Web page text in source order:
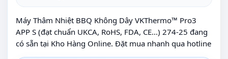
Máy Thâm Nhiệt BBQ Không Dây VKThermo™ Pro3
APP S (đạt chuẩn UKCA, RoHS, FDA, CE...) 274-25 đang
có sẵn tại Kho Hàng Online. Đặt mua nhanh qua hotline